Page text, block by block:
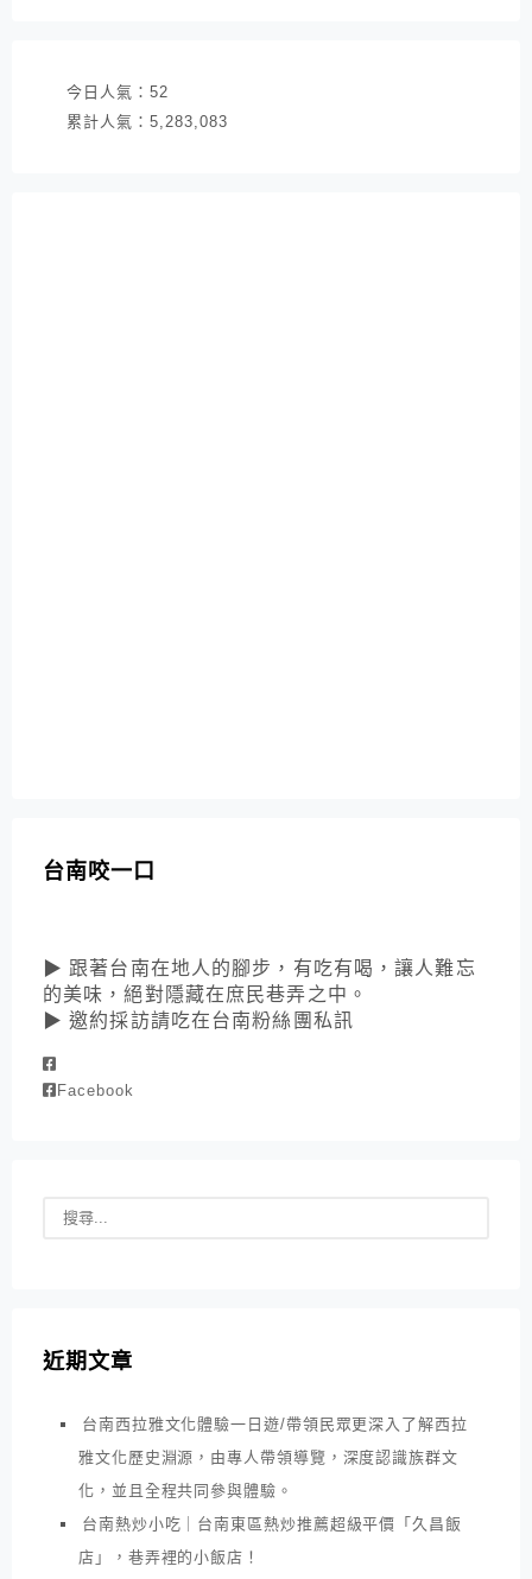
今日人氣： 52
累計人氣： 5,283,083
台南咬一口
▶ 跟著台南在地人的腳步，有吃有喝，讓人難忘
的美味，絕對隱藏在庶民巷弄之中。
▶ 邀約採訪請吃在台南粉絲團私訊
Facebook
近期文章
台南西拉雅文化體驗一日遊/帶領民眾更深入了解西拉
雅文化歷史淵源，由專人帶領導覽，深度認識族群文
化，並且全程共同參與體驗。
台南熱炒小吃｜台南東區熱炒推薦超級平價「久昌飯
店」，巷弄裡的小飯店！